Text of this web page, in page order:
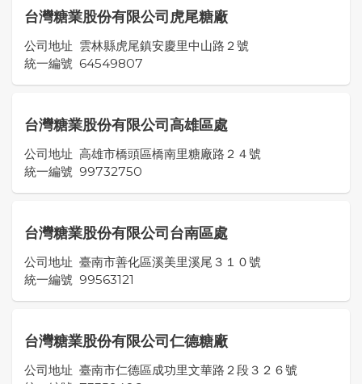
台灣糖業股份有限公司虎尾糖廠
公司地址 雲林縣虎尾鎮安慶里中山路２號
統一編號 64549807
台灣糖業股份有限公司高雄區處
公司地址 高雄市橋頭區橋南里糖廠路２４號
統一編號 99732750
台灣糖業股份有限公司台南區處
公司地址 臺南市善化區溪美里溪尾３１０號
統一編號 99563121
台灣糖業股份有限公司仁德糖廠
公司地址 臺南市仁德區成功里文華路２段３２６號